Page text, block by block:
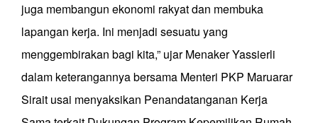
juga membangun ekonomi rakyat dan membuka
lapangan kerja. Ini menjadi sesuatu yang
menggembirakan bagi kita,” ujar Menaker Yassierli
dalam keterangannya bersama Menteri PKP Maruarar
Sirait usai menyaksikan Penandatanganan Kerja